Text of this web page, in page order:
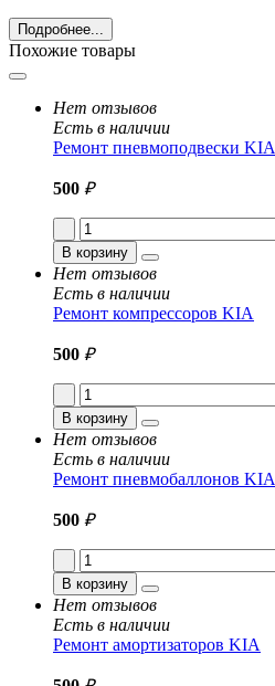
Подробнее...
Похожие товары
Нет отзывов
Есть в наличии
Ремонт пневмоподвески KIA
500 ₽
В корзину
Нет отзывов
Есть в наличии
Ремонт компрессоров KIA
500 ₽
В корзину
Нет отзывов
Есть в наличии
Ремонт пневмобаллонов KIA
500 ₽
В корзину
Нет отзывов
Есть в наличии
Ремонт амортизаторов KIA